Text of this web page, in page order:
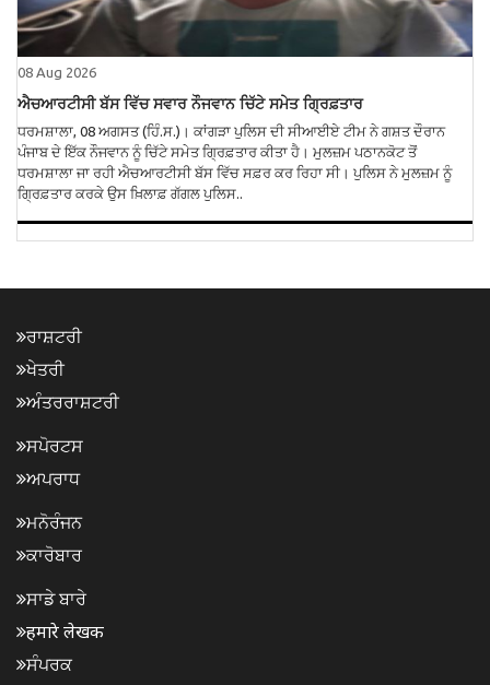
08 Aug 2026
ਐਚਆਰਟੀਸੀ ਬੱਸ ਵਿੱਚ ਸਵਾਰ ਨੌਜਵਾਨ ਚਿੱਟੇ ਸਮੇਤ ਗ੍ਰਿਫ਼ਤਾਰ
ਧਰਮਸ਼ਾਲਾ, 08 ਅਗਸਤ (ਹਿੰ.ਸ.)। ਕਾਂਗੜਾ ਪੁਲਿਸ ਦੀ ਸੀਆਈਏ ਟੀਮ ਨੇ ਗਸ਼ਤ ਦੌਰਾਨ
ਪੰਜਾਬ ਦੇ ਇੱਕ ਨੌਜਵਾਨ ਨੂੰ ਚਿੱਟੇ ਸਮੇਤ ਗ੍ਰਿਫ਼ਤਾਰ ਕੀਤਾ ਹੈ। ਮੁਲਜ਼ਮ ਪਠਾਨਕੋਟ ਤੋਂ
ਧਰਮਸ਼ਾਲਾ ਜਾ ਰਹੀ ਐਚਆਰਟੀਸੀ ਬੱਸ ਵਿੱਚ ਸਫ਼ਰ ਕਰ ਰਿਹਾ ਸੀ। ਪੁਲਿਸ ਨੇ ਮੁਲਜ਼ਮ ਨੂੰ
ਗ੍ਰਿਫ਼ਤਾਰ ਕਰਕੇ ਉਸ ਖ਼ਿਲਾਫ਼ ਗੱਗਲ ਪੁਲਿਸ..
ਰਾਸ਼ਟਰੀ
ਖੇਤਰੀ
ਅੰਤਰਰਾਸ਼ਟਰੀ
ਸਪੋਰਟਸ
ਅਪਰਾਧ
ਮਨੋਰੰਜਨ
ਕਾਰੋਬਾਰ
ਸਾਡੇ ਬਾਰੇ
हमारे लेखक
ਸੰਪਰਕ